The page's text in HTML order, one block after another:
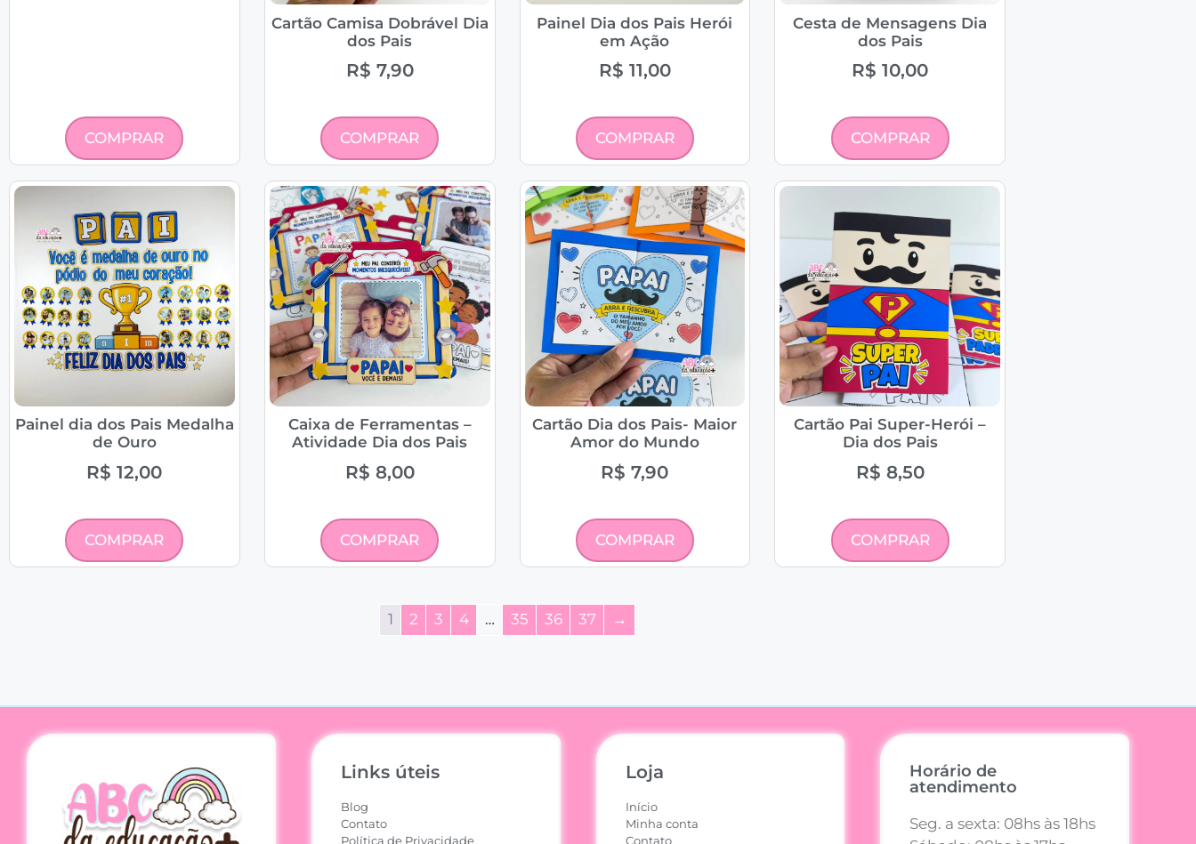
COMPRAR
Cartão Camisa Dobrável Dia
dos Pais
R$ 7,90
COMPRAR
Painel Dia dos Pais Herói
em Ação
R$ 11,00
COMPRAR
Cesta de Mensagens Dia
dos Pais
R$ 10,00
COMPRAR
Painel dia dos Pais Medalha
de Ouro
R$ 12,00
COMPRAR
Caixa de Ferramentas –
Atividade Dia dos Pais
R$ 8,00
COMPRAR
Cartão Dia dos Pais- Maior
Amor do Mundo
R$ 7,90
COMPRAR
Cartão Pai Super-Herói –
Dia dos Pais
R$ 8,50
COMPRAR
1 2 3 4 … 35 36 37 →
Links úteis
Blog
Contato
Política de Privacidade
Loja
Início
Minha conta
Contato
Horário de
atendimento
Seg. a sexta: 08hs às 18hs